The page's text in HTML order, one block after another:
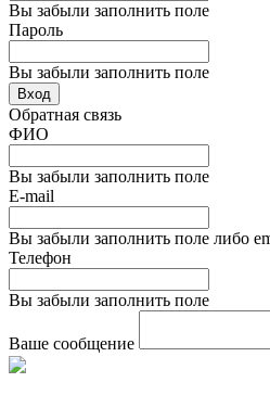
Вы забыли заполнить поле
Пароль
Вы забыли заполнить поле
Вход
Обратная связь
ФИО
Вы забыли заполнить поле
E-mail
Вы забыли заполнить поле либо
Телефон
Вы забыли заполнить поле
Ваше сообщение